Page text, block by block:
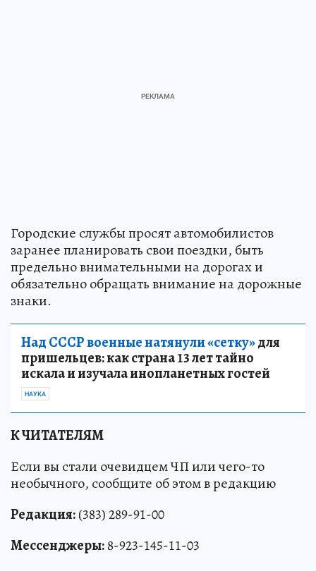
Городские службы просят автомобилистов
заранее планировать свои поездки, быть
предельно внимательными на дорогах и
обязательно обращать внимание на дорожные
знаки.
Над СССР военные натянули «сетку»для
пришельцев: как страна 13 лет тайно
искала и изучала инопланетных гостей
НАУКА
К ЧИТАТЕЛЯМ
Если вы стали очевидцем ЧП или чего-то
необычного, сообщите об этом в редакцию
Редакция:(383) 289-91-00
Мессенджеры:8-923-145-11-03